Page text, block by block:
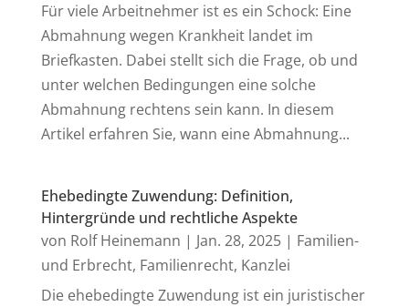
Für viele Arbeitnehmer ist es ein Schock: Eine
Abmahnung wegen Krankheit landet im
Briefkasten. Dabei stellt sich die Frage, ob und
unter welchen Bedingungen eine solche
Abmahnung rechtens sein kann. In diesem
Artikel erfahren Sie, wann eine Abmahnung...
Ehebedingte Zuwendung: Definition,
Hintergründe und rechtliche Aspekte
von Rolf Heinemann | Jan. 28, 2025| Familien-
und Erbrecht, Familienrecht, Kanzlei
Die ehebedingte Zuwendung ist ein juristischer